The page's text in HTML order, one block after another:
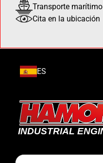
Transporte marítimo
Cita en la ubicación
ES